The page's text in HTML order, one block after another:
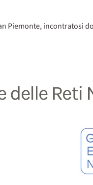
incontratosi
delle Reti